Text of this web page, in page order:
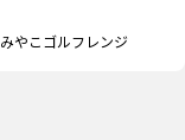
みやこゴルフレンジ